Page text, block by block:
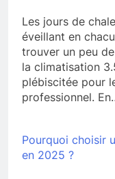
Les jours de
éveillant en
trouver un peu
la climatisation
plébiscitée pour
professionnel.
Pourquoi choisir
en 2025 ?